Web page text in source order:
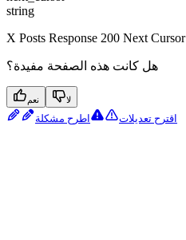
string
X Posts Response 200 Next Cursor
هل كانت هذه الصفحة مفيدة؟
نعم لا
اقترح تعديلات اطرح مشكلة